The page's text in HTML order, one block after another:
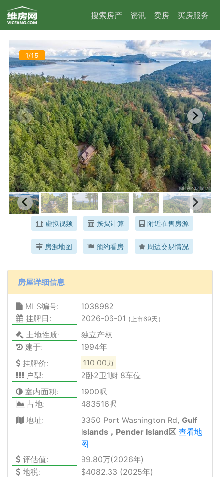
搜索房产 资讯 卖房 买房服务
1/15
虚拟视频 按揭计算 附近在售房源
房源地图 预约看房 周边交易情况
房屋详细信息
MLS编号:
1038982
挂牌日:
2026-06-01 (上市69天）
土地性质:
独立产权
建于:
1994年
挂牌价:
110.00万
户型:
2卧2卫1厨 8车位
室内面积:
1900呎
占地:
483516呎
地址:
3350 Port Washington Rd, Gulf
Islands，Pender Island区 查看地
图
评估值:
99.80万(2026年)
地税:
$4082.33 (2025年)